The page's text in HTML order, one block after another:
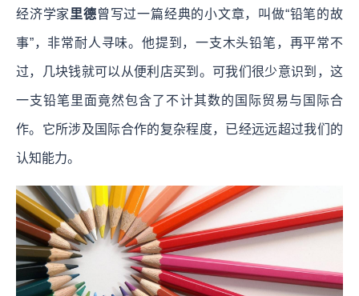
经济学家 里德曾写过一篇经典的小文章，叫做“铅笔的故
事”，非常耐人寻味。他提到，一支木头铅笔，再平常不
过，几块钱就可以从便利店买到。可我们很少意识到，这
一支铅笔里面竟然包含了不计其数的国际贸易与国际合
作。它所涉及国际合作的复杂程度，已经远远超过我们的
认知能力。